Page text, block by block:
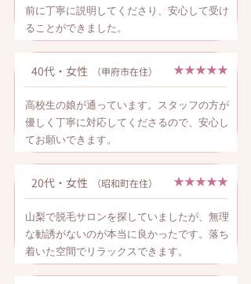
前に丁寧に説明してくださり、安心して受け
ることができました。
40代・女性 ★★★★★
（甲府市在住）
高校生の娘が通っています。スタッフの方が
優しく丁寧に対応してくださるので、安心し
てお願いできます。
20代・女性 ★★★★★
（昭和町在住）
山梨で脱毛サロンを探していましたが、無理
な勧誘がないのが本当に良かったです。落ち
着いた空間でリラックスできます。